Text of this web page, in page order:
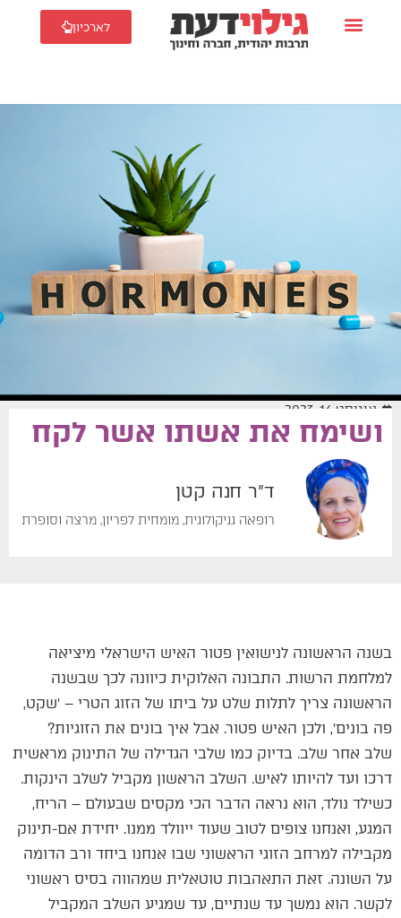
לארכיון
אוגוסט 16, 2023
ושימח את אשתו אשר לקח
ד"ר חנה קטן
רופאה גניקולוגית, מומחית לפריון, מרצה וסופרת
בשנה הראשונה לנישואין פטור האיש הישראלי מיציאה
למלחמת הרשות. התבונה האלוקית כיוונה לכך שבשנה
הראשונה צריך לתלות שלט על ביתו של הזוג הטרי – ׳שקט,
פה בונים׳, ולכן האיש פטור. אבל איך בונים את הזוגיות?
שלב אחר שלב. בדיוק כמו שלבי הגדילה של התינוק מראשית
דרכו ועד להיותו לאיש. השלב הראשון מקביל לשלב הינקות.
כשילד נולד, הוא נראה הדבר הכי מקסים שבעולם – הריח,
המגע, ואנחנו צופים לטוב שעוד ייוולד ממנו. יחידת אם-תינוק
מקבילה למרחב הזוגי הראשוני שבו אנחנו ביחד ורב הדומה
על השונה. זאת התאהבות טוטאלית שמהווה בסיס ראשוני
לקשר. הוא נמשך עד שנתיים, עד שמגיע השלב המקביל